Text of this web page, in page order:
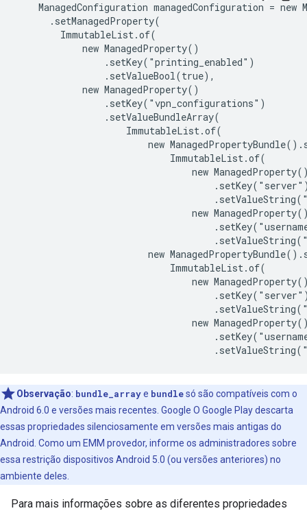
ManagedConfiguration managedConfiguration = new
      .setManagedProperty(
        ImmutableList.of(
            new ManagedProperty()
                .setKey("printing_enabled")
                .setValueBool(true),
            new ManagedProperty()
                .setKey("vpn_configurations")
                .setValueBundleArray(
                    ImmutableList.of(
new
                            ImmutableList.of(
new
new
new
                            ImmutableList.of(
new
new
Observação: bundle_arraye bundlesó são compatíveis com o
Android 6.0 e versões mais recentes. Google O Google Play descarta
essas propriedades silenciosamente em versões mais antigas do
Android. Como um EMM provedor, informe os administradores sobre
essa restrição dispositivos Android 5.0 (ou versões anteriores) no
ambiente deles.
Para mais informações sobre as diferentes propriedades